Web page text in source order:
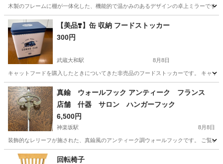
木製のフレームに棚が一体化した、機能的で温かみのあるデザインの卓上ミラーです
東京 新宿区 神楽坂駅 ミラー/鏡
【美品❣️】缶 収納 フードストッカー
300円
武蔵大和駅 8月8日
キャットフードを購入したときについてきた非売品のフードストッカーです。 キャ
東京 東大和市 武蔵大和駅
真鍮 ウォールフック アンティーク フランス
店舗 什器 サロン ハンガーフック
6,500円
神楽坂駅 8月8日
装飾的なレリーフが施された、真鍮風のアンティーク調ウォールフックです。 ご覧
東京 新宿区 神楽坂駅
回転椅子